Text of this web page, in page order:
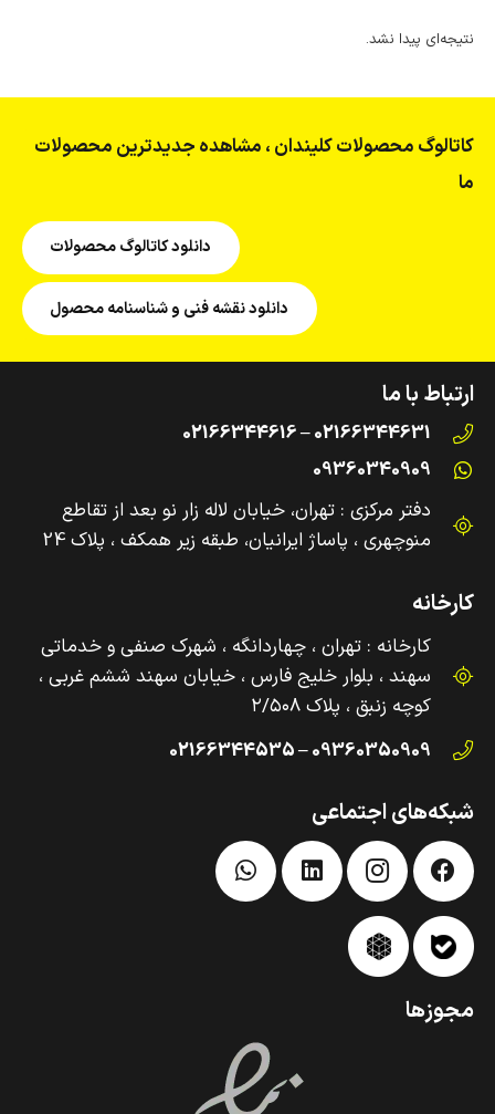
نتیجه‌ای پیدا نشد.
کاتالوگ محصولات کلیندان ، مشاهده جدیدترین محصولات
ما
دانلود کاتالوگ محصولات
دانلود نقشه فنی و شناسنامه محصول
ارتباط با ما
02166344631 – 02166344616
09360340909
دفتر مرکزی : تهران، خیابان لاله زار نو بعد از تقاطع
منوچهری ، پاساژ ایرانیان، طبقه زیر همکف ، پلاک 24
کارخانه
کارخانه : تهران ، چهاردانگه ، شهرک صنفی و‌ خدماتی
سهند ، بلوار خلیج فارس ، خیابان سهند ششم غربی ،
کوچه زنبق ، پلاک ۲/۵۰۸
09360350909 – 02166344535
شبکه‌های اجتماعی
مجوزها